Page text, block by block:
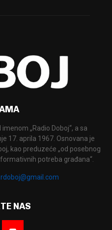
„Radio Doboj“, a sa
17. aprila 1967. Osnovana je
kao preduzeće „od posebnog
potreba građana“.
rdoboj@gmail.com
NAS